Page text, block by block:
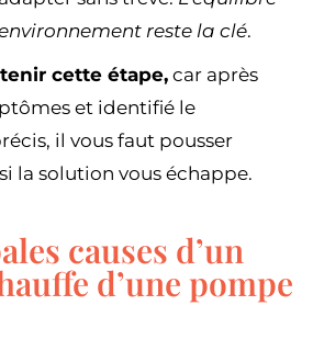
reste la clé.
cette étape, car après
et identifié le
il vous faut pousser
la solution vous échappe.
causes d’un
d’une pompe